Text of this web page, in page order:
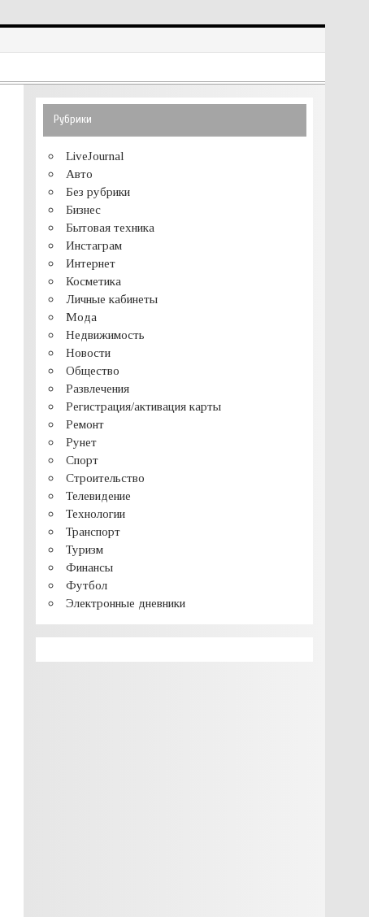
Рубрики
LiveJournal
Авто
Без рубрики
Бизнес
Бытовая техника
Инстаграм
Интернет
Косметика
Личные кабинеты
Мода
Недвижимость
Новости
Общество
Развлечения
Регистрация/активация карты
Ремонт
Рунет
Спорт
Строительство
Телевидение
Технологии
Транспорт
Туризм
Финансы
Футбол
Электронные дневники